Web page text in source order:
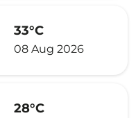
33°C
08 Aug 2026
28°C